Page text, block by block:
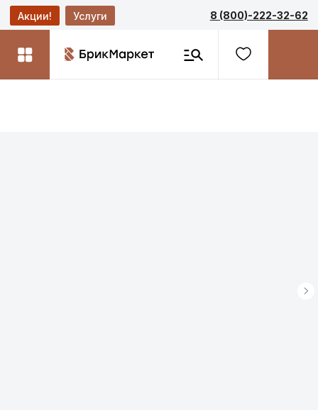
8 (800)-222-32-62
Услуги
Акции!